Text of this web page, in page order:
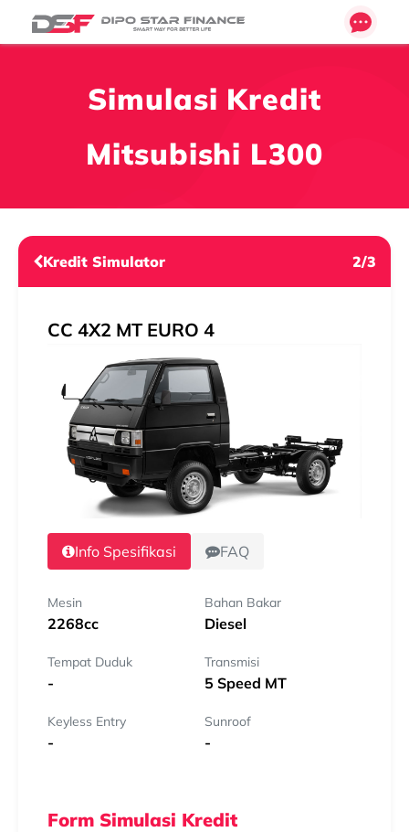
Simulasi Kredit
Mitsubishi L300
Kredit Simulator 2/3
Form Simulasi Kredit
CC 4X2 MT EURO 4
Info Spesifikasi FAQ
Mesin
2268cc
Bahan Bakar
Diesel
Tempat Duduk
-
Transmisi
5 Speed MT
Keyless Entry
-
Sunroof
-